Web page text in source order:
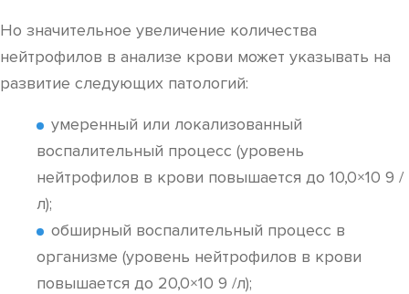
Но значительное увеличение количества
нейтрофилов в анализе крови может указывать на
развитие следующих патологий:
умеренный или локализованный
воспалительный процесс (уровень
нейтрофилов в крови повышается до 10,0×10 9 /
л);
обширный воспалительный процесс в
организме (уровень нейтрофилов в крови
повышается до 20,0×10 9 /л);